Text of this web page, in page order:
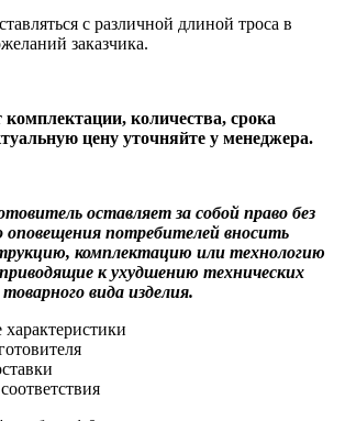
с различной длиной троса в
заказчика.
комплектации, количества, срока
цену уточняйте у менеджера.
оставляет за собой право без
оповещения потребителей вносить
комплектацию или технологию
к ухудшению технических
вида изделия.